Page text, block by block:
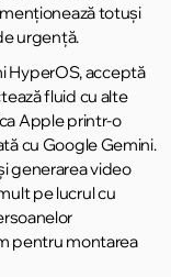
totuși
urgență.
HyperOS, acceptă
fluid cu alte
Apple printr-o
cu Google Gemini.
generarea video
pe lucrul cu
pentru montarea